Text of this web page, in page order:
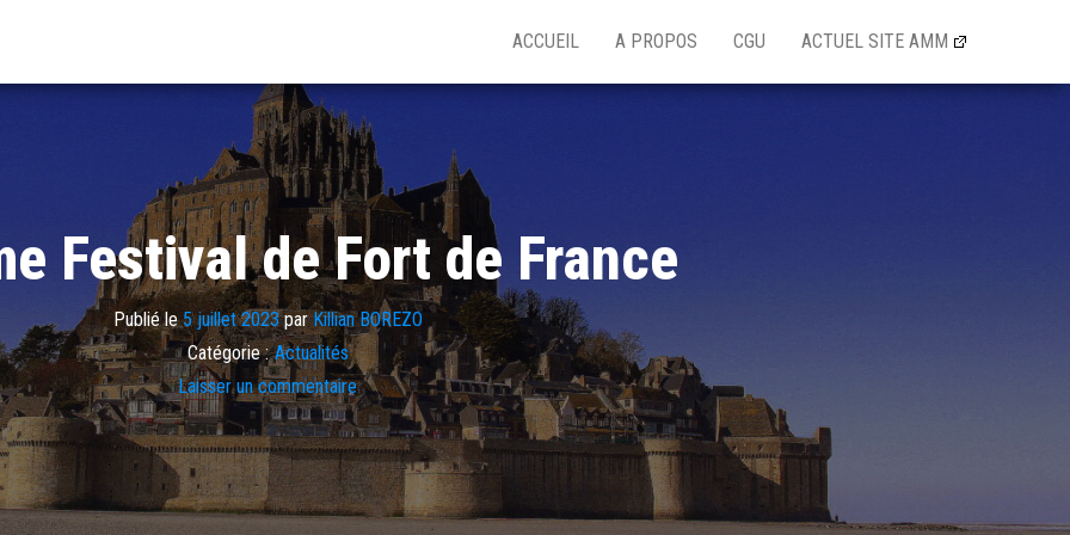
ACCUEIL A PROPOS CGU ACTUEL SITE AMM
Festival de Fort de France
Publié le5 juillet 2023parKillian BOREZO
Catégorie : Actualités
Laisser un commentaire